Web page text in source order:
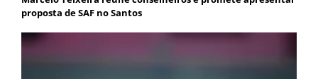
proposta de SAF no Santos